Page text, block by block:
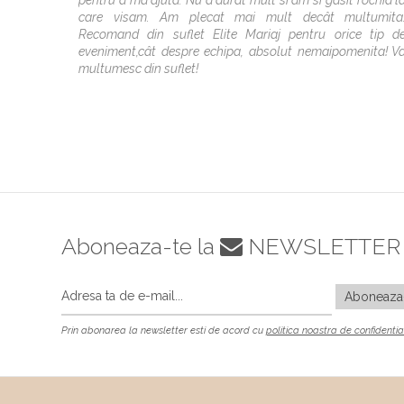
care visam. Am plecat mai mult decât multumita.
Recomand din suflet Elite Mariaj pentru orice tip
eveniment,cât despre echipa, absolut nemaipomenita!
multumesc din suflet!
Aboneaza-te la NEWSLETTER
Prin abonarea la newsletter esti de acord cu politica noastra de